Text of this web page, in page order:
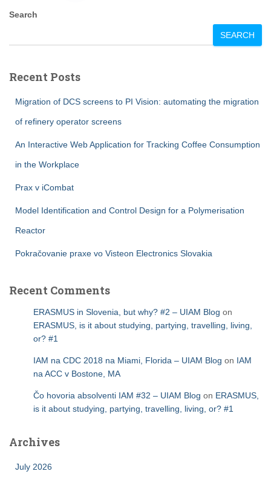
pagination
Search
SEARCH
Recent Posts
Migration of DCS screens to PI Vision: automating the migration
of refinery operator screens
An Interactive Web Application for Tracking Coffee Consumption
in the Workplace
Prax v iCombat
Model Identification and Control Design for a Polymerisation
Reactor
Pokračovanie praxe vo Visteon Electronics Slovakia
Recent Comments
ERASMUS in Slovenia, but why? #2 – UIAM Blog on
ERASMUS, is it about studying, partying, travelling, living,
or? #1
IAM na CDC 2018 na Miami, Florida – UIAM Blog on IAM
na ACC v Bostone, MA
Čo hovoria absolventi IAM #32 – UIAM Blog on ERASMUS,
is it about studying, partying, travelling, living, or? #1
Archives
July 2026